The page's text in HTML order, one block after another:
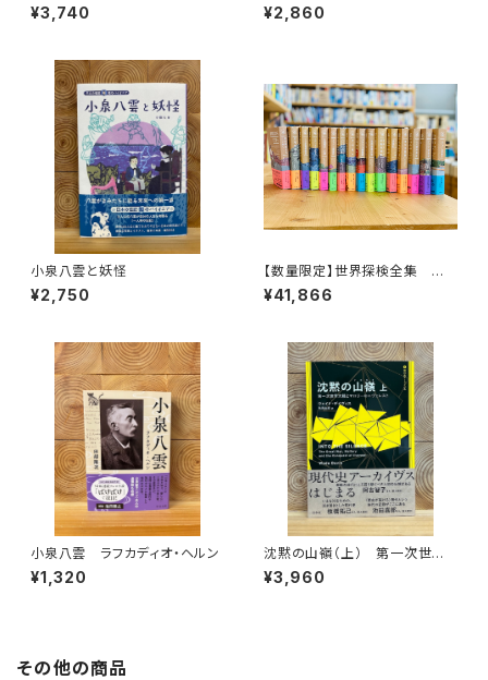
リティ・ヒストリー
¥3,740 地
¥2,860
小泉八雲と妖怪
¥2,750
【数量限定】世界探検全集 全1
6巻＋全巻購入特典「第17巻（非
売品）」【当店限定】
¥41,866
小泉八雲 ラフカディオ・ヘルン
¥1,320
沈黙の山嶺（上） 第一次世界
大戦とマロリーのエヴェレスト
¥3,960
その他の商品